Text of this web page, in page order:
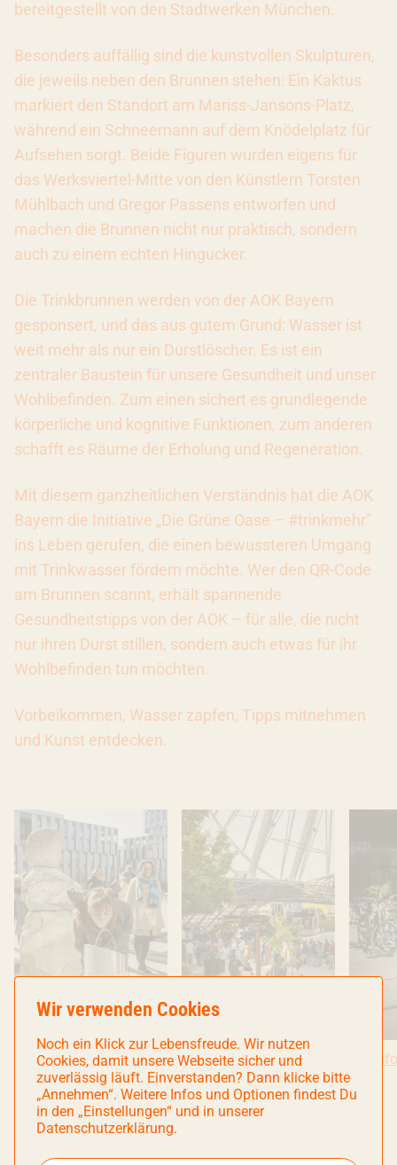
bereitgestellt von den Stadtwerken München.
Besonders auffällig sind die kunstvollen Skulpturen,
die jeweils neben den Brunnen stehen: Ein Kaktus
markiert den Standort am Mariss-Jansons-Platz,
während ein Schneemann auf dem Knödelplatz für
Aufsehen sorgt. Beide Figuren wurden eigens für
das Werksviertel-Mitte von den Künstlern Torsten
Mühlbach und Gregor Passens entworfen und
machen die Brunnen nicht nur praktisch, sondern
auch zu einem echten Hingucker.
Die Trinkbrunnen werden von der AOK Bayern
gesponsert, und das aus gutem Grund: Wasser ist
weit mehr als nur ein Durstlöscher. Es ist ein
zentraler Baustein für unsere Gesundheit und unser
Wohlbefinden. Zum einen sichert es grundlegende
körperliche und kognitive Funktionen, zum anderen
schafft es Räume der Erholung und Regeneration.
Mit diesem ganzheitlichen Verständnis hat die AOK
Bayern die Initiative „Die Grüne Oase – #trinkmehr”
ins Leben gerufen, die einen bewussteren Umgang
mit Trinkwasser fördern möchte. Wer den QR-Code
am Brunnen scannt, erhält spannende
Gesundheitstipps von der AOK – für alle, die nicht
nur ihren Durst stillen, sondern auch etwas für ihr
Wohlbefinden tun möchten.
Vorbeikommen, Wasser zapfen, Tipps mitnehmen
und Kunst entdecken.
Bildinfo: Copyright: Copyright Ivana Bilz, 2025. All rights
Bildinfo Bildinfo: Copyright: Copyright
Bildinfo Bildinfo
Wir verwenden Cookies
Noch ein Klick zur Lebensfreude. Wir nutzen
Cookies, damit unsere Webseite sicher und
zuverlässig läuft. Einverstanden? Dann klicke bitte
„Annehmen“. Weitere Infos und Optionen findest Du
in den „Einstellungen“ und in unserer
Datenschutzerklärung.